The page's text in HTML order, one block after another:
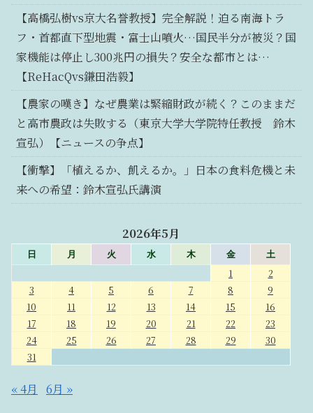
【高橋弘樹vs京大名誉教授】完全解説！迫る南海トラ
フ・首都直下型地震・富士山噴火…国民半分が被災？国
家機能は停止し300兆円の損失？安全な都市とは…
【ReHacQvs鎌田浩毅】
【農家の嘆き】なぜ農業は緊縮財政が続く？このままだ
と高市農政は失敗する（東京大学大学院特任教授 鈴木
宣弘）【ニュースの争点】
【衝撃】「植えるか、飢えるか。」日本の食料危機と未
来への希望：鈴木宣弘氏講演
2026年5月
日 月 火 水 木 金 土
1
2
3
4 5 6 7 8
9
10
11 12 13 14 15
16
17
18 19 20 21 22
23
24
25 26 27 28 29
30
31
« 4月 6月 »